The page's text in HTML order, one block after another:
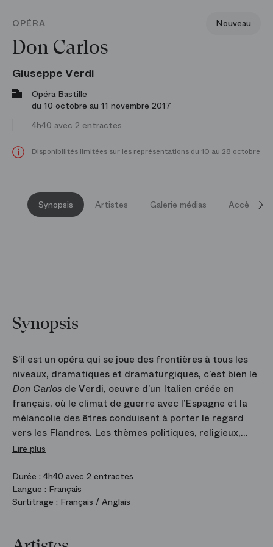
OPÉRA Nouveau
Don Carlos
Giuseppe Verdi
Opéra Bastille
du 10 octobre au 11 novembre 2017
4h40 avec 2 entractes
Disponibilités limitées sur les représentations du 10 au 28 octobre
Synopsis Artistes Galerie médias Accès et
Synopsis
S’il est un opéra qui se joue des frontières à tous les
niveaux, dramatiques et dramaturgiques, c’est bien le
Don Carlos de Verdi, oeuvre d’un Italien créée en
français, où le climat de guerre avec l’Espagne et la
mélancolie des êtres conduisent à porter le regard
vers les Flandres. Les thèmes politiques, religieux,
historiques, psychanalytiques, s’imbriquent les uns aux
tabous entre les protagonistes. Krzysztof Warlikowski
dépouille cette tragédie hantée par les fantômes, et
fait advenir l’intime au cœur d’une fresque imaginaire
Lire plus
Durée : 4h40 avec 2 entractes
Langue : Français
Surtitrage : Français / Anglais